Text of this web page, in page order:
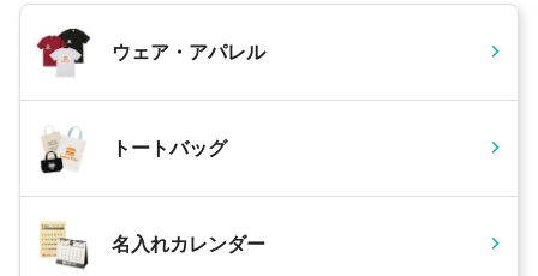
ウェア・アパレル
トートバッグ
名入れカレンダー